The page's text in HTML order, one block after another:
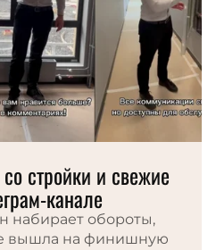
стройки и свежие
канале
набирает обороты,
вышла на финишную